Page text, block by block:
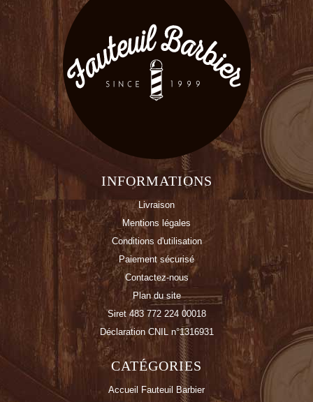
INFORMATIONS
Livraison
Mentions légales
Conditions d'utilisation
Paiement sécurisé
Contactez-nous
Plan du site
Siret 483 772 224 00018
Déclaration CNIL n°1316931
CATÉGORIES
Accueil Fauteuil Barbier